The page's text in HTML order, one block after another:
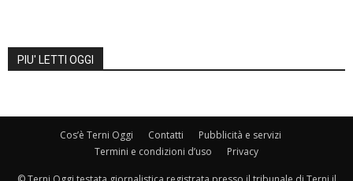
PIU' LETTI OGGI
Cos’è Terni Oggi Contatti
Pubblicità e servizi
Termini e condizioni d’uso
Privacy